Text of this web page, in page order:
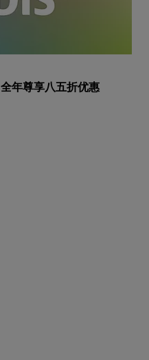
全年尊享八五折优惠